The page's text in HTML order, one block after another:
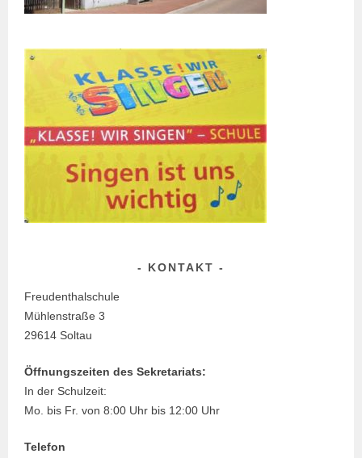
KONTAKT
Freudenthalschule
Mühlenstraße 3
29614 Soltau
Öffnungszeiten des Sekretariats:
In der Schulzeit:
Mo. bis Fr. von 8:00 Uhr bis 12:00 Uhr
Telefon